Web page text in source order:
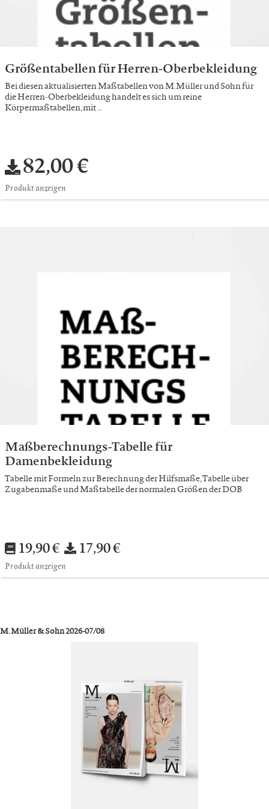
Größentabellen für Herren-Oberbekleidung
Bei diesen aktualisierten Maßtabellen von M.Müller und Sohn für
die Herren-Oberbekleidung handelt es sich um reine
Körpermaßtabellen, mit …
82,00 €
Produkt anzeigen
Maßberechnungs-Tabelle für
Damenbekleidung
Tabelle mit Formeln zur Berechnung der Hilfsmaße, Tabelle über
Zugabenmaße und Maßtabelle der normalen Größen der DOB
19,90 € 17,90 €
Produkt anzeigen
M. Müller & Sohn 2026-07/08